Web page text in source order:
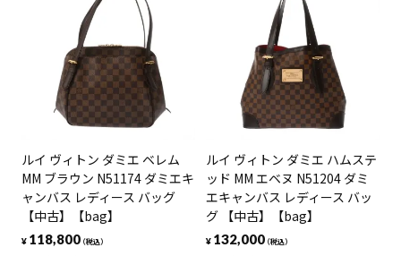
ルイ ヴィトン ダミエ ベレム
MM ブラウン N51174 ダミエキ
ャンバス レディース バッグ
【中古】【bag】
¥ 118,800（税込）
ルイ ヴィトン ダミエ ハムステ
ッド MM エベヌ N51204 ダミ
エキャンバス レディース バッ
グ 【中古】【bag】
¥ 132,000（税込）